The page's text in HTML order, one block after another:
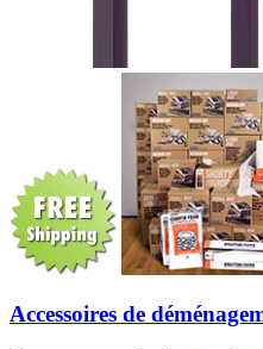
Accessoires de